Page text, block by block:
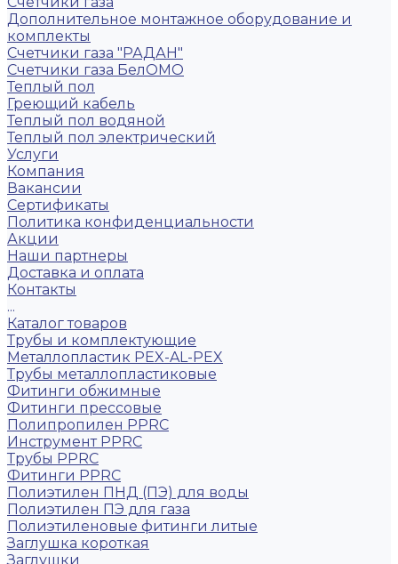
Дополнительное монтажное оборудование и
комплекты
Счетчики газа "РАДАН"
Счетчики газа БелОМО
Теплый пол
Греющий кабель
Теплый пол водяной
Теплый пол электрический
Услуги
Компания
Вакансии
Сертификаты
Политика конфиденциальности
Акции
Наши партнеры
Доставка и оплата
Контакты
...
Каталог товаров
Трубы и комплектующие
Металлопластик PEX-AL-PEX
Трубы металлопластиковые
Фитинги обжимные
Фитинги прессовые
Полипропилен PPRC
Инструмент PPRC
Трубы PPRC
Фитинги PPRC
Полиэтилен ПНД (ПЭ) для воды
Полиэтилен ПЭ для газа
Полиэтиленовые фитинги литые
Заглушка короткая
Заглушки